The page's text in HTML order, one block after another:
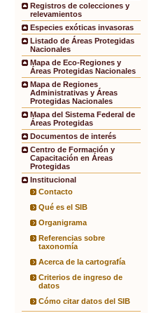
Registros de colecciones y
relevamientos
Especies exóticas invasoras
Listado de Áreas Protegidas
Nacionales
Mapa de Eco-Regiones y
Áreas Protegidas Nacionales
Mapa de Regiones
Administrativas y Áreas
Protegidas Nacionales
Mapa del Sistema Federal de
Áreas Protegidas
Documentos de interés
Centro de Formación y
Capacitación en Áreas
Protegidas
Institucional
Contacto
Qué es el SIB
Organigrama
Referencias sobre
taxonomía
Acerca de la cartografía
Criterios de ingreso de
datos
Cómo citar datos del SIB